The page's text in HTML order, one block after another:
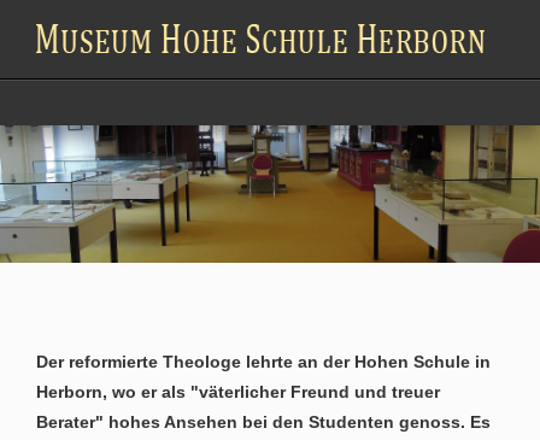
Der reformierte Theologe lehrte an der Hohen Schule in
Herborn, wo er als "väterlicher Freund und treuer
Berater" hohes Ansehen bei den Studenten genoss. Es